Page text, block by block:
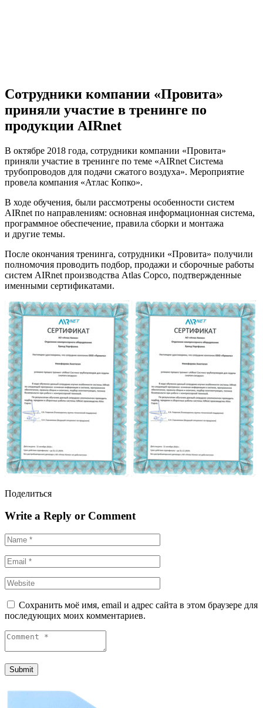
Сотрудники компании «Провита»
приняли участие в тренинге по
продукции AIRnet
В октябре 2018 года, сотрудники компании «Провита»
приняли участие в тренинге по теме «AIRnet Система
трубопроводов для подачи сжатого воздуха». Мероприятие
провела компания «Атлас Копко».
В ходе обучения, были рассмотрены особенности систем
AIRnet по направлениям: основная информационная система,
программное обеспечение, правила сборки и монтажа
и другие темы.
После окончания тренинга, сотрудники «Провита» получили
полномочия проводить подбор, продажи и сборочные работы
систем AIRnet производства Atlas Copco, подтвержденные
именными сертификатами.
Поделиться
Write a Reply or Comment
Сохранить моё имя, email и адрес сайта в этом браузере для
последующих моих комментариев.